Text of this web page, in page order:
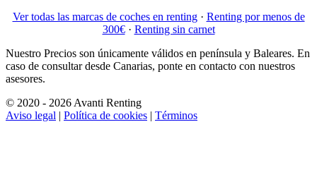
Ver todas las marcas de coches en renting· Renting por menos de
300€· Renting sin carnet
Nuestro Precios son únicamente válidos en península y Baleares. En
caso de consultar desde Canarias, ponte en contacto con nuestros
asesores.
© 2020 - 2026 Avanti Renting
Aviso legal | Política de cookies | Términos